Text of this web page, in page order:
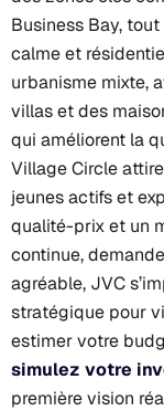
Business Bay,
calme et
urbanisme mixte,
villas et des
qui améliorent la
Village Circle
jeunes actifs et
qualité-prix et un
continue,
agréable, JVC
stratégique pour
estimer votre
simulez votre
première vision